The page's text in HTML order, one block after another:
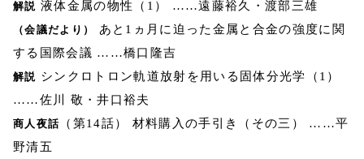
解説 液体金属の物性（1） ……遠藤裕久・渡部三雄
（会議だより）
あと1ヵ月に迫った金属と合金の強度に関
する国際会議 ……橋口隆吉
解説 シンクロトロン軌道放射を用いる固体分光学（1）
……佐川 敬・井口裕夫
商人夜話 （第14話） 材料購入の手引き（その三） ……平
野清五